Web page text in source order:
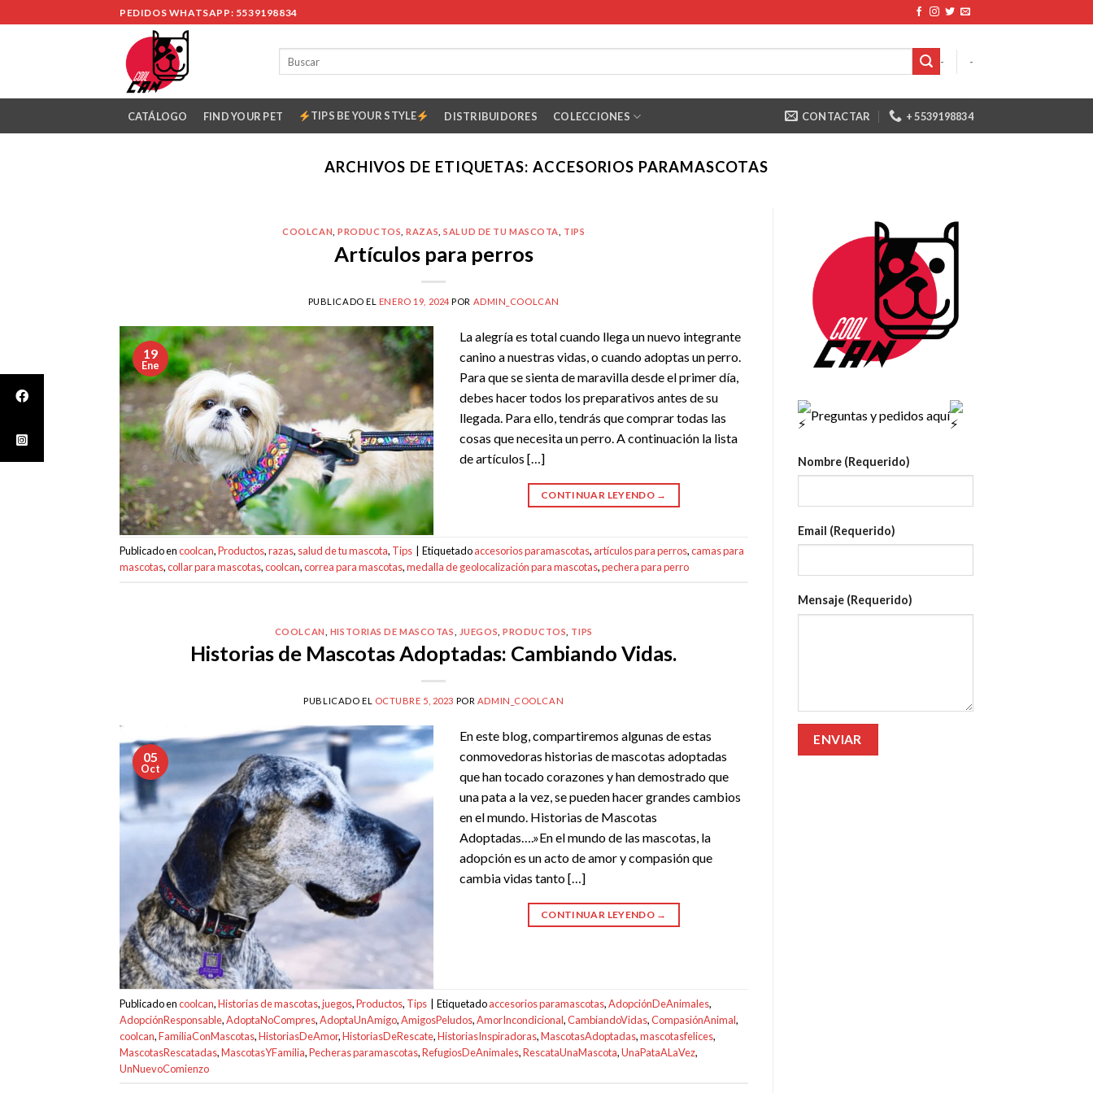
to
PEDIDOS WHATSAPP: 5539198834
- -
CATÁLOGO FIND YOUR PET TIPS BE YOUR STYLE DISTRIBUIDORES COLECCIONES CONTACTAR + 5539198834
ARCHIVOS DE ETIQUETAS: ACCESORIOS PARAMASCOTAS
COOLCAN ,PRODUCTOS ,RAZAS ,SALUD DE TU MASCOTA TIPS
Artículos para perros
PUBLICADO EL ENERO 19, 2024 POR ADMIN_COOLCAN
19
Ene
La alegría es total cuando llega un nuevo integrante
canino a nuestras vidas, o cuando adoptas un perro.
Para que se sienta de maravilla desde el primer día,
debes hacer todos los preparativos antes de su
llegada. Para ello, tendrás que comprar todas las
cosas que necesita un perro. A continuación la lista
de artículos […]
CONTINUAR LEYENDO →
Publicado encoolcan,Productos,razas, salud de tu mascota, Tips Etiquetadoaccesorios paramascotas, artículos para perros,camas para
mascotas,collar para mascotas,coolcan,correa para mascotas,medalla de geolocalización para mascotas,pechera para perro
COOLCAN HISTORIAS DE MASCOTAS JUEGOS ,PRODUCTOS TIPS
Historias de Mascotas Adoptadas: Cambiando Vidas.
PUBLICADO EL OCTUBRE 5, 2023 POR ADMIN_COOLCAN
05
Oct
En este blog, compartiremos algunas de estas
conmovedoras historias de mascotas adoptadas
que han tocado corazones y han demostrado que
una pata a la vez, se pueden hacer grandes cambios
en el mundo. Historias de Mascotas
Adoptadas….»En el mundo de las mascotas, la
adopción es un acto de amor y compasión que
cambia vidas tanto […]
CONTINUAR LEYENDO →
Publicado encoolcan,Historias de mascotas,juegos,Productos, Tips Etiquetadoaccesorios paramascotas,AdopciónDeAnimales,
AdopciónResponsable,AdoptaNoCompres,AdoptaUnAmigo,AmigosPeludos,AmorIncondicional,CambiandoVidas,CompasiónAnimal,
coolcan,FamiliaConMascotas,HistoriasDeAmor,HistoriasDeRescate,HistoriasInspiradoras,MascotasAdoptadas,mascotasfelices,
MascotasRescatadas,MascotasYFamilia,Pecheras paramascotas,RefugiosDeAnimales,RescataUnaMascota,UnaPataALaVez,
UnNuevoComienzo
Preguntas y pedidos aquí
Nombre (Requerido)
Email (Requerido)
Mensaje (Requerido)